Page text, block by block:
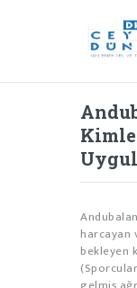
harcayan
bekleyen